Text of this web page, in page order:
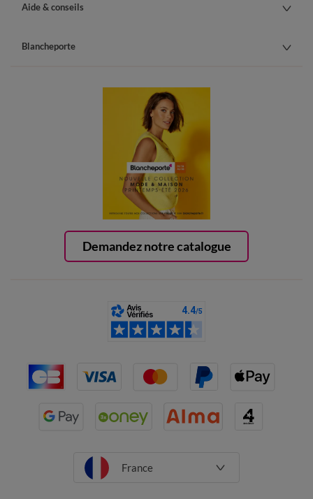
Demandez notre catalogue
Aide & conseils
Blancheporte
France